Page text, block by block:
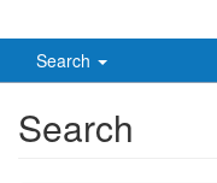
Search
Search